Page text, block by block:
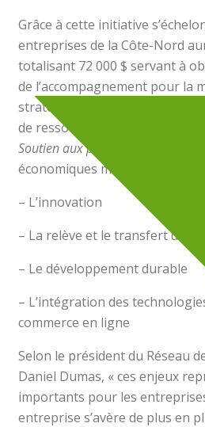
Grâce à cette initiative
entreprises de la Côte-Nord
totalisant 72 000 $ servant à
de l’accompagnement pour la
stratégies. Pouvant couvrir
de ressources professionnelles
Soutien aux petites entreprises
économiques majeurs suivants :
– L’innovation
– La relève et le transfert
– Le développement durable
– L’intégration des
commerce en ligne
Selon le président du Réseau
Daniel Dumas, « ces enjeux
importants pour les
entreprise s’avère de plus en